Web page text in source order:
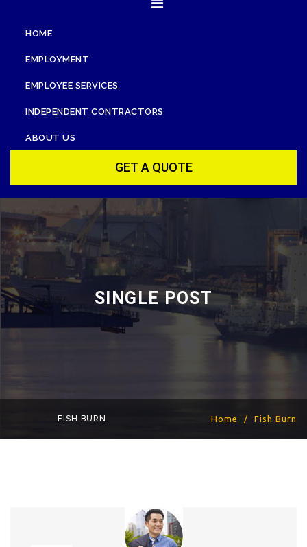
HOME
EMPLOYMENT
EMPLOYEE SERVICES
INDEPENDENT CONTRACTORS
ABOUT US
GET A QUOTE
SINGLE POST
FISH BURN Home Fish Burn